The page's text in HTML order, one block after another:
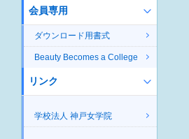
会員専用
ダウンロード用書式
Beauty Becomes a College
リンク
学校法人 神戸女学院